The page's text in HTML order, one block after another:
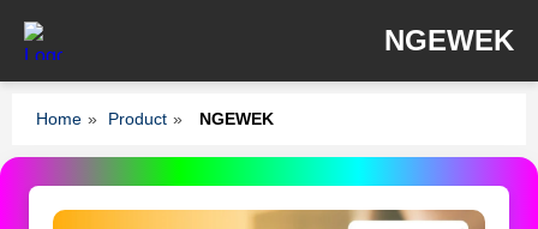
NGEWEK
Home » Product » NGEWEK